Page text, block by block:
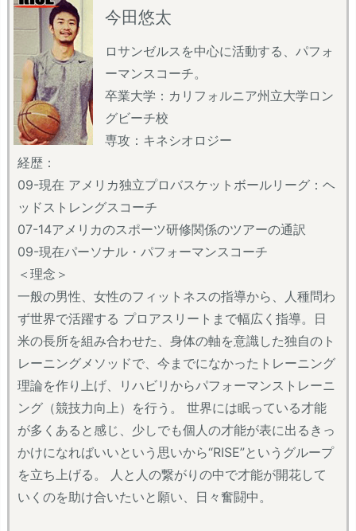
今田悠太
ロサンゼルスを中心に活動する、パフォ
ーマンスコーチ。
卒業大学：カリフォルニア州立大学ロン
グビーチ校
専攻：キネシオロジー
経歴：
09-現在 アメリカ独立プロバスケットボールリーグ：ヘ
ッドストレングスコーチ
07-14アメリカのスポーツ研修関係のツアーの通訳
09-現在パーソナル・パフォーマンスコーチ
＜理念＞
一般の男性、女性のフィットネスの指導から、人種問わ
ず世界で活躍する プロアスリートまで幅広く指導。日
米の長所を組み合わせた、身体の軸を意識した独自のト
レーニングメソッドで、今までになかったトレーニング
理論を作り上げ、リハビリからパフォーマンストレーニ
ング（競技力向上）を行う。 世界には眠っている才能
が多くあると感じ、少しでも個人の才能が表に出るきっ
かけになればいいという思いから“RISE”というグループ
を立ち上げる。 人と人の繋がりの中で才能が開花して
いくのを助け合いたいと願い、日々奮闘中。